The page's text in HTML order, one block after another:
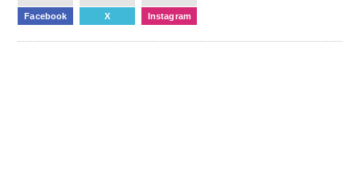
Facebook X Instagram